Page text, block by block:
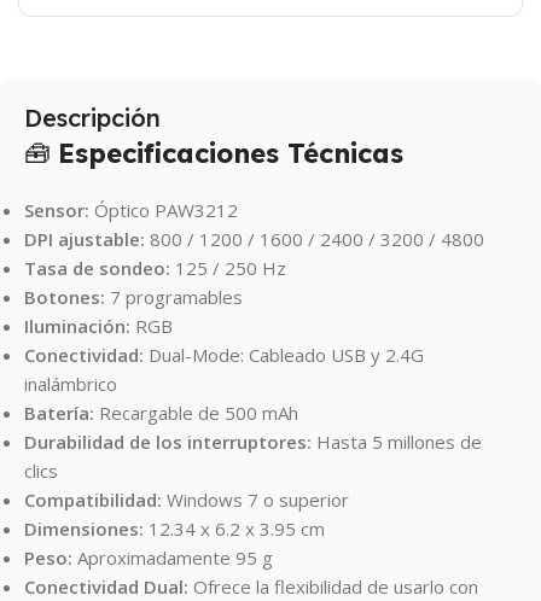
Descripción
🧰 Especificaciones Técnicas
Sensor: Óptico PAW3212
DPI ajustable: 800 / 1200 / 1600 / 2400 / 3200 / 4800
Tasa de sondeo: 125 / 250 Hz
Botones: 7 programables
Iluminación: RGB
Conectividad: Dual-Mode: Cableado USB y 2.4G
inalámbrico
Batería: Recargable de 500 mAh
Durabilidad de los interruptores: Hasta 5 millones de
clics
Compatibilidad: Windows 7 o superior
Dimensiones: 12.34 x 6.2 x 3.95 cm
Peso: Aproximadamente 95 g
Conectividad Dual: Ofrece la flexibilidad de usarlo con